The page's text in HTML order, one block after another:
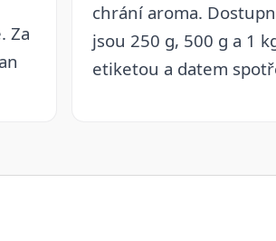
Za
chrání aroma.
jsou 250 g, 500 g a 1
etiketou a datem